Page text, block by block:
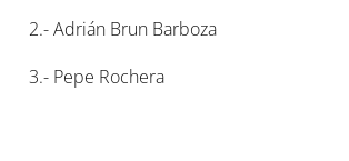
2.- Adrián Brun Barboza
3.- Pepe Rochera